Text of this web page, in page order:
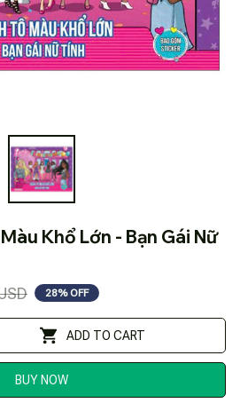
Khổ Lớn - Bạn Gái Nữ
28% OFF
ADD TO CART
BUY NOW